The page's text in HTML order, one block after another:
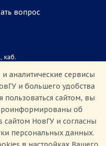
вопрос
каб.
аналитические сервисы
и большего удобства
пользоваться сайтом, вы
об
НовГУ и согласны
персональных данных.